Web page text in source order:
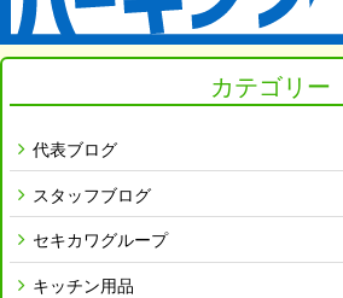
カテゴリー
代表ブログ
スタッフブログ
セキカワグループ
キッチン用品